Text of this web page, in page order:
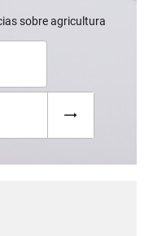
sobre agricultura